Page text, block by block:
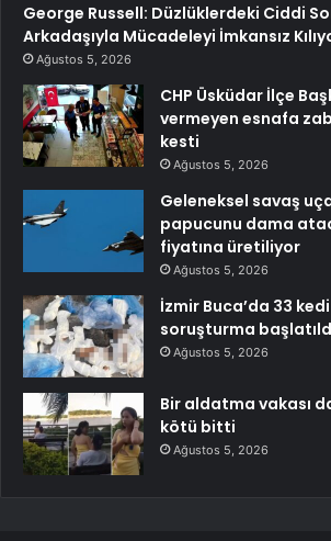
George Russell: Düzlüklerdeki Ciddi
Arkadaşıyla Mücadeleyi İmkansız
Ağustos 5, 2026
CHP Üsküdar İlçe
vermeyen esnafa
kesti
Ağustos 5, 2026
Geleneksel savaş
papucunu dama
fiyatına üretiliyor
Ağustos 5, 2026
İzmir Buca’da 33
soruşturma
Ağustos 5, 2026
Bir aldatma vakası
kötü bitti
Ağustos 5, 2026